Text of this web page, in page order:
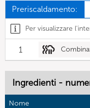
Preriscaldamento:
Per visualizzare
1
Ingredienti -
Nome